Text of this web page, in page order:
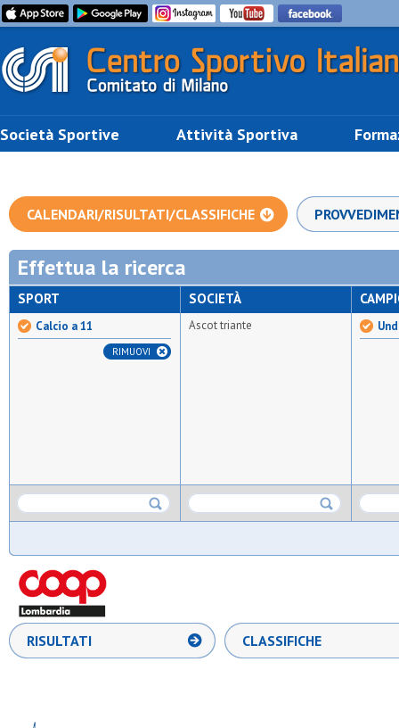
Società Sportive Attività Sportiva
CALENDARI/RISULTATI/CLASSIFICHE
Effettua la ricerca
SPORT
Calcio a 11
RIMUOVI
SOCIETÀ
Ascot triante
RISULTATI CLASSIFICHE